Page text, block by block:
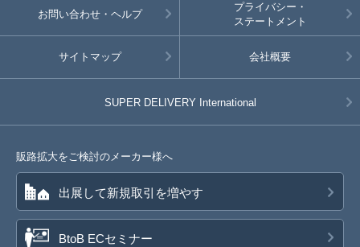
お問い合わせ・ヘルプ
プライバシー・
ステートメント
サイトマップ 会社概要
SUPER DELIVERY International
販路拡大をご検討のメーカー様へ
出展して新規取引を増やす
BtoB ECセミナー